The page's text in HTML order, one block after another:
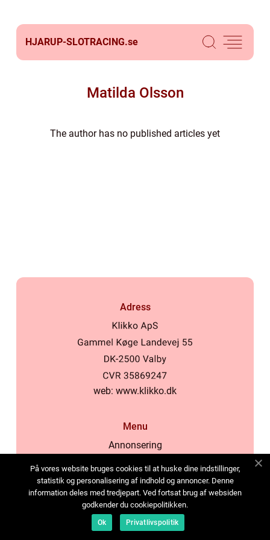
HJARUP-SLOTRACING.se
Matilda Olsson
The author has no published articles yet
Adress
web: www.klikko.dk
Menu
Annonsering
Cookies
Kontakta oss
Sitemap
På vores website bruges cookies til at huske dine indstillinger,
statistik og personalisering af indhold og annoncer. Denne
information deles med tredjepart. Ved fortsat brug af websiden
godkender du cookiepolitikken.
Ok Privatlivspolitik